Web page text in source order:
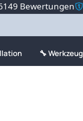
Bewertungen
🔧 Werkzeug